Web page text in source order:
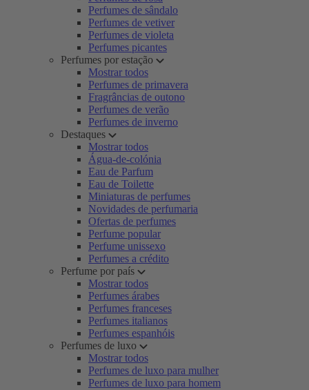
Perfumes de sândalo
Perfumes de vetiver
Perfumes de violeta
Perfumes picantes
Perfumes por estação
Mostrar todos
Perfumes de primavera
Fragrâncias de outono
Perfumes de verão
Perfumes de inverno
Destaques
Mostrar todos
Água-de-colónia
Eau de Parfum
Eau de Toilette
Miniaturas de perfumes
Novidades de perfumaria
Ofertas de perfumes
Perfume popular
Perfume unissexo
Perfumes a crédito
Perfume por país
Mostrar todos
Perfumes árabes
Perfumes franceses
Perfumes italianos
Perfumes espanhóis
Perfumes de luxo
Mostrar todos
Perfumes de luxo para mulher
Perfumes de luxo para homem